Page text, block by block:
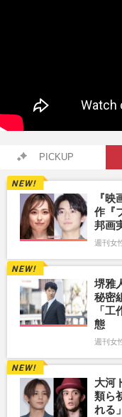
PICKUP
『
作『
邦画
週刊女
堺雅
秘密
「
態
週刊女
大河
類ら
れる